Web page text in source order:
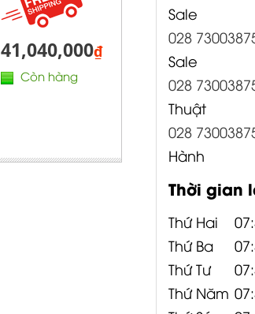
41,040,000₫
Còn hàng
Sale
028
Sale
028
Thuật
028
Hành
Thời gian
Thứ Hai
Thứ Ba
Thứ Tư
Thứ Năm